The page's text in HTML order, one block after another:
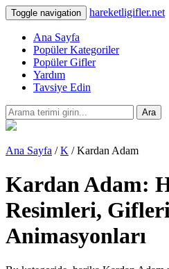
Toggle navigation hareketligifler.net
Ana Sayfa
Popüler Kategoriler
Popüler Gifler
Yardım
Tavsiye Edin
Ara
Ana Sayfa /K / Kardan Adam
Kardan Adam:
Resimleri,
Animasyonları